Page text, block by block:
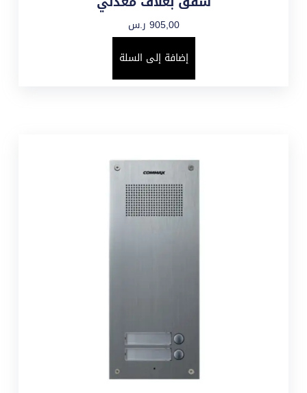
905,00 ر.س
إضافة إلى السلة